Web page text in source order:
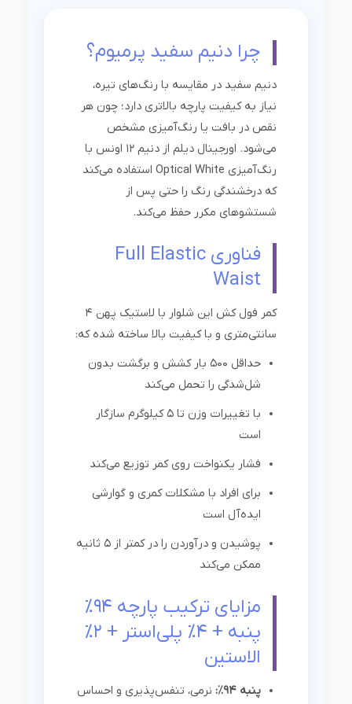
چرا دنیم سفید پرمیوم؟
دنیم سفید در مقایسه با رنگ‌های تیره،
نیاز به کیفیت پارچه بالاتری دارد؛ چون هر
نقص در بافت یا رنگ‌آمیزی مشخص
می‌شود. اورجینال دیلم از دنیم ۱۲ اونس با
رنگ‌آمیزی Optical White استفاده می‌کند
که درخشندگی رنگ را حتی پس از
شستشوهای مکرر حفظ می‌کند.
فناوری Full Elastic
Waist
کمر فول کش این شلوار با لاستیک پهن ۴
سانتی‌متری و با کیفیت بالا ساخته شده که:
حداقل ۵۰۰ بار کشش و برگشت بدون
شل‌شدگی را تحمل می‌کند
با تغییرات وزن تا ۵ کیلوگرم سازگار
است
فشار یکنواخت روی کمر توزیع می‌کند
برای افراد با مشکلات کمری و گوارشی
ایده‌آل است
پوشیدن و درآوردن را در کمتر از ۵ ثانیه
ممکن می‌کند
مزایای ترکیب پارچه ۹۴٪
پنبه + ۴٪ پلی‌استر + ۲٪
الاستین
پنبه ۹۴٪:
نرمی، تنفس‌پذیری و احساس